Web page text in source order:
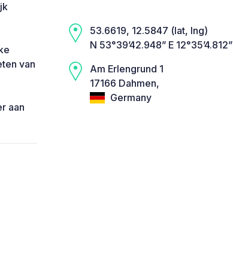
van
aan
53.6619, 12.5847 (lat, lng)
N 53°39’42.948” E 12°35’4.812”
Am Erlengrund 1
17166 Dahmen,
Germany